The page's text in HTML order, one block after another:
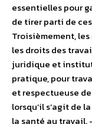
essentielles pour
de tirer parti de
Troisièmement,
les droits des
juridique et
pratique, pour
et respectueuse
lorsqu’il s’agit de
la santé au travail.